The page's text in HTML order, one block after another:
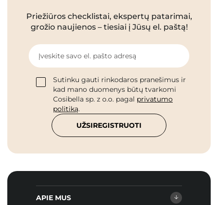
Priežiūros checklistai, ekspertų patarimai,
grožio naujienos – tiesiai į Jūsų el. paštą!
Įveskite savo el. pašto adresą
Sutinku gauti rinkodaros pranešimus ir
kad mano duomenys būtų tvarkomi
Cosibella sp. z o.o. pagal privatumo
politiką.
UŽSIREGISTRUOTI
APIE MUS